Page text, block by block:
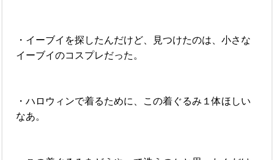
・イーブイを探したんだけど、見つけたのは、小さな
イーブイのコスプレだった。
・ハロウィンで着るために、この着ぐるみ１体ほしい
なあ。